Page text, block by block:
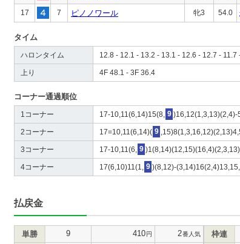
17 7 ピノノワール 牝3 54.0
タイム
ハロンタイム 12.8 - 12.1 - 13.2 - 13.1 - 12.6 - 12.7 - 11.7
上り 4F 48.1 - 3F 36.4
コーナー通過順位
1コーナー 17-10,11(6,14)15(8, 9 )16,12(1,3,13)(2,4)-
2コーナー 17=10,11(6,14)( 9
3コーナー 17-10,11(6, 9
4コーナー 17(6,10)11(1, 9 )(8,12)-
払戻金
単勝 9 410円 2番人気 枠連